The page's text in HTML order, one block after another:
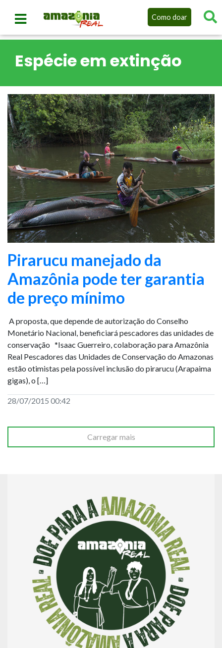
Como doar
Espécie em extinção
Pirarucu manejado da
Amazônia pode ter garantia
de preço mínimo
A proposta, que depende de autorização do Conselho
Monetário Nacional, beneficiará pescadores das unidades de
conservação *Isaac Guerreiro, colaboração para Amazônia
Real Pescadores das Unidades de Conservação do Amazonas
estão otimistas pela possível inclusão do pirarucu (Arapaima
gigas), o […]
28/07/2015 00:42
Carregar mais